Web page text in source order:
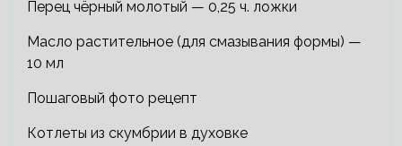
Перец чёрный молотый — 0,25 ч. ложки
Масло растительное (для смазывания формы) —
10 мл
Пошаговый фото рецепт
Котлеты из скумбрии в духовке